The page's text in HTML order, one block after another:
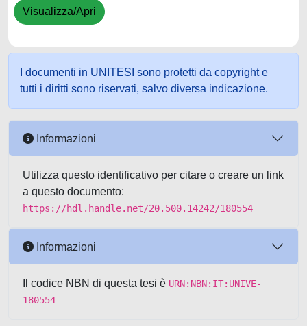
Visualizza/Apri
I documenti in UNITESI sono protetti da copyright e
tutti i diritti sono riservati, salvo diversa indicazione.
Informazioni
Utilizza questo identificativo per citare o creare un link
a questo documento:
https://hdl.handle.net/20.500.14242/180554
Informazioni
Il codice NBN di questa tesi è URN:NBN:IT:UNIVE-
180554